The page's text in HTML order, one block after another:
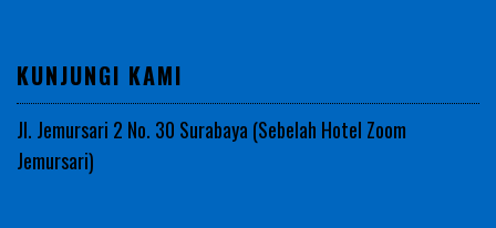
KUNJUNGI KAMI
Jl. Jemursari 2 No. 30 Surabaya (Sebelah Hotel Zoom
Jemursari)